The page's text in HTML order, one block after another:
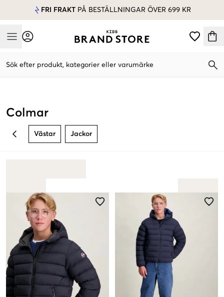
FRI FRAKT PÅ BESTÄLLNINGAR ÖVER 699 KR
Mobile Menu
Sök efter produkt, kategorier eller varumärke
Colmar
BACK Västar Jackor